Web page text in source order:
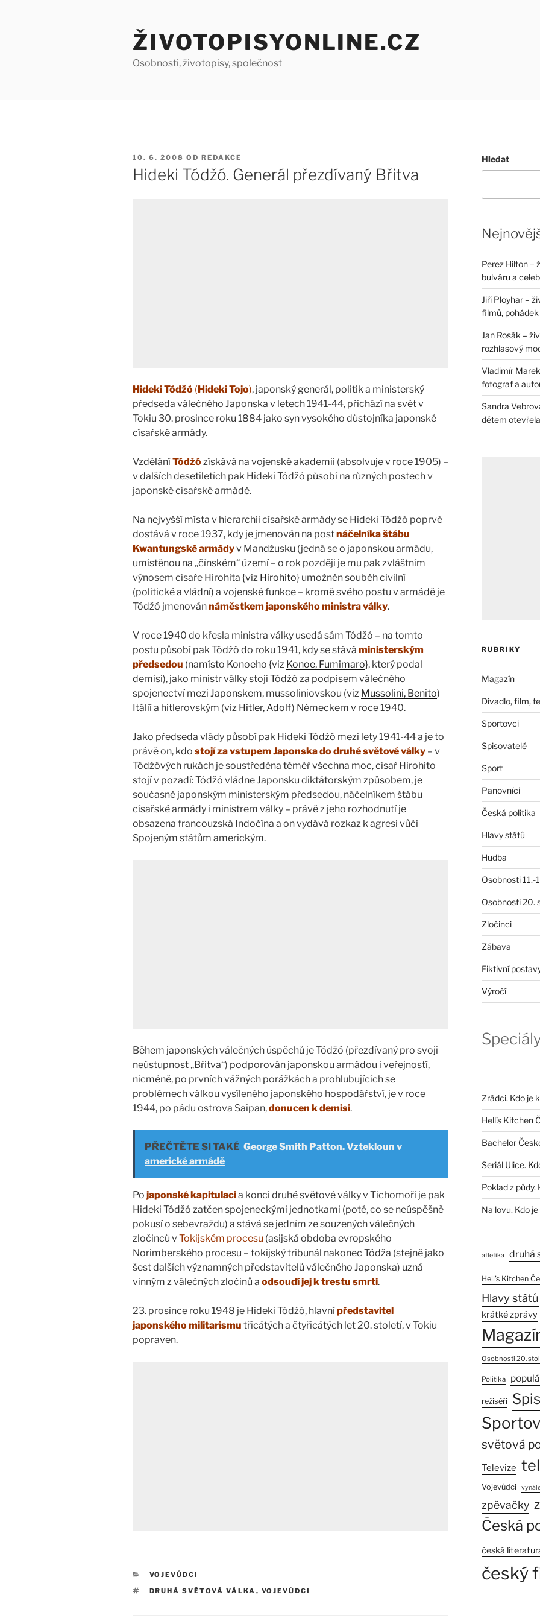
ŽIVOTOPISYONLINE.CZ
Osobnosti, životopisy, společnost
PUBLIKOVÁNO
10. 6. 2008 OD REDAKCE
Hideki Tódžó. Generál přezdívaný Břitva
Hideki Tódžó (Hideki Tojo), japonský generál, politik a ministerský
předseda válečného Japonska v letech 1941-44, přichází na svět v
Tokiu 30. prosince roku 1884 jako syn vysokého důstojníka japonské
císařské armády.
VzděláníTódžózískává na vojenské akademii (absolvuje v roce 1905) –
v dalších desetiletích pak Hideki Tódžó působí na různých postech v
japonské císařské armádě.
Na nejvyšší místa v hierarchii císařské armády se Hideki Tódžó poprvé
dostává v roce 1937, kdy je jmenován na postnáčelníka štábu
Kwantungské armádyv Mandžusku (jedná se o japonskou armádu,
umístěnou na „čínském“ území – o rok později je mu pak zvláštním
výnosem císaře Hirohita {viz Hirohito} umožněn souběh civilní
(politické a vládní) a vojenské funkce – kromě svého postu v armádě je
Tódžó jmenovánnáměstkem japonského ministra války.
V roce 1940 do křesla ministra války usedá sám Tódžó – na tomto
postu působí pak Tódžó do roku 1941, kdy se stává ministerským
předsedou (namísto Konoeho {viz Konoe, Fumimaro}, který podal
demisi), jako ministr války stojí Tódžó za podpisem válečného
spojenectví mezi Japonskem, mussoliniovskou (viz Mussolini, Benito)
Itálií a hitlerovským (viz Hitler, Adolf) Německem v roce 1940.
Jako předseda vlády působí pak Hideki Tódžó mezi lety 1941-44 a je to
právě on, kdo stojí za vstupem Japonska do druhé světové války – v
Tódžóvých rukách je soustředěna téměř všechna moc, císař Hirohito
stojí v pozadí: Tódžó vládne Japonsku diktátorským způsobem, je
současně japonským ministerským předsedou, náčelníkem štábu
císařské armády i ministrem války – právě z jeho rozhodnutí je
obsazena francouzská Indočína a on vydává rozkaz k agresi vůči
Spojeným státům americkým.
Během japonských válečných úspěchů je Tódžó (přezdívaný pro svoji
neústupnost „Břitva“) podporován japonskou armádou i veřejností,
nicméně, po prvních vážných porážkách a prohlubujících se
problémech válkou vysíleného japonského hospodářství, je v roce
1944, po pádu ostrova Saipan,donucen k demisi.
PŘEČTĚTE SI TAKÉ George Smith Patton. Vztekloun v
americké armádě
Po japonské kapitulacia konci druhé světové války v Tichomoří je pak
Hideki Tódžó zatčen spojeneckými jednotkami (poté, co se neúspěšně
pokusí o sebevraždu) a stává se jedním ze souzených válečných
zločinců vTokijském procesu (asijská obdoba evropského
Norimberského procesu – tokijský tribunál nakonec Tódža (stejně jako
šest dalších významných představitelů válečného Japonska) uzná
vinným z válečných zločinů a odsoudí jej k trestu smrti.
23. prosince roku 1948 je Hideki Tódžó, hlavnípředstavitel
japonského militarismu třicátých a čtyřicátých let 20. století, v Tokiu
popraven.
RUBRIKY
VOJEVŮDCI
ŠTÍTKY
DRUHÁ SVĚTOVÁ VÁLKA , VOJEVŮDCI
Hledat
Perez Hilton –
bulváru a
Jiří Ployhar –
filmů, pohádek
Jan Rosák –
rozhlasový
Vladimír
fotograf a
Sandra
dětem
RUBRIKY
Magazín
Divadlo, film,
Sportovci
Spisovatelé
Sport
Panovníci
Česká politika
Hlavy států
Hudba
Osobnosti 11.-
Osobnosti 20.
Zločinci
Zábava
Fiktivní
Výročí
Zrádci. Kdo je
Hell’s Kitchen
Bachelor
Seriál Ulice.
Poklad z půdy.
Na lovu. Kdo
atletika druhá
Hell’s Kitchen
Hlavy států
krátké zprávy
Osobnosti 20.
Politika
režiséři
světová
Televize
Vojevůdci
zpěvačky
Česká
česká
český